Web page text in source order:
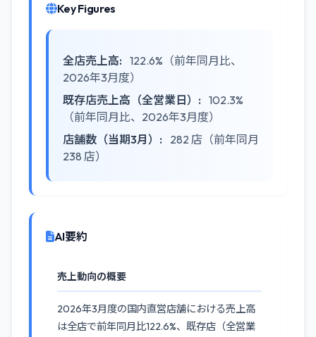
Key Figures
全店売上高: 122.6%（前年同月比、
2026年3月度）
既存店売上高（全営業日）: 102.3%
（前年同月比、2026年3月度）
店舗数（当期3月）:
282 店（前年同月
238 店）
AI要約
売上動向の概要
2026年3月度の国内直営店舗における売上高
は全店で前年同月比122.6%、既存店（全営業